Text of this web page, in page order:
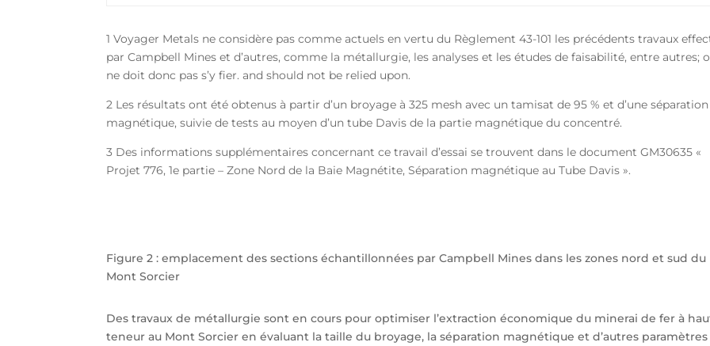
1 Voyager Metals ne considère pas comme actuels en vertu du Règlement 43-101 les précédents travaux
par Campbell Mines et d’autres, comme la métallurgie, les analyses et les études de faisabilité, entre autres;
ne doit donc pas s’y fier. and should not be relied upon.
2 Les résultats ont été obtenus à partir d’un broyage à 325 mesh avec un tamisat de 95 % et d’une séparation
magnétique, suivie de tests au moyen d’un tube Davis de la partie magnétique du concentré.
3 Des informations supplémentaires concernant ce travail d’essai se trouvent dans le document GM30635 «
Projet 776, 1e partie – Zone Nord de la Baie Magnétite, Séparation magnétique au Tube Davis ».
Figure 2 : emplacement des sections échantillonnées par Campbell Mines dans les zones nord et sud du
Mont Sorcier
Des travaux de métallurgie sont en cours pour optimiser l’extraction économique du minerai de fer à
teneur au Mont Sorcier en évaluant la taille du broyage, la séparation magnétique et d’autres paramètres